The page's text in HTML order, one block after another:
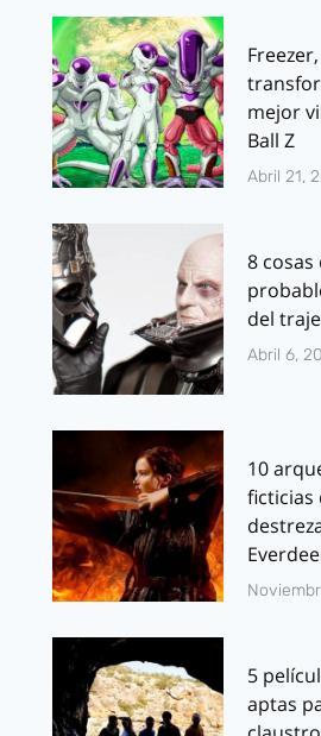
mejor
Ball Z
Abril 21,
8 cosas
del
Abril 6,
10
ficticias
5
aptas